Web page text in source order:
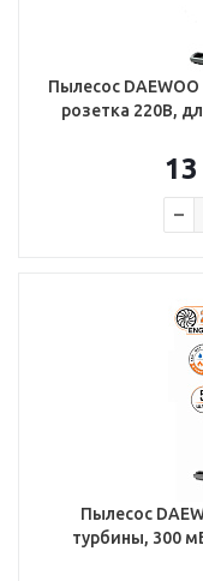
Пылесос
розетка 220В,
Пылесос
турбины, 300